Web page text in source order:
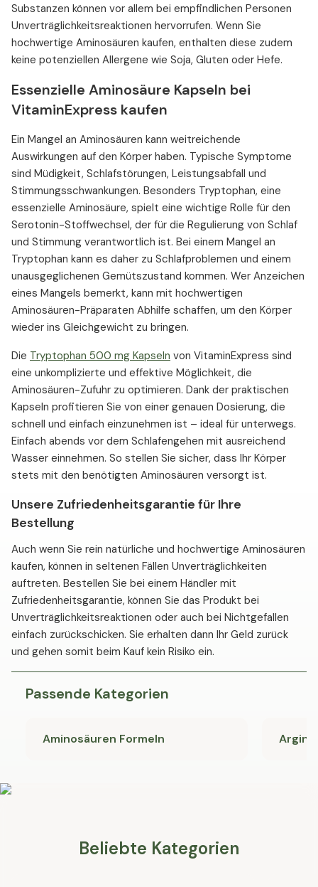
Substanzen können vor allem bei empfindlichen Personen
Unverträglichkeitsreaktionen hervorrufen. Wenn Sie
hochwertige Aminosäuren kaufen, enthalten diese zudem
keine potenziellen Allergene wie Soja, Gluten oder Hefe.
Essenzielle Aminosäure Kapseln bei
VitaminExpress kaufen
Ein Mangel an Aminosäuren kann weitreichende
Auswirkungen auf den Körper haben. Typische Symptome
sind Müdigkeit, Schlafstörungen, Leistungsabfall und
Stimmungsschwankungen. Besonders Tryptophan, eine
essenzielle Aminosäure, spielt eine wichtige Rolle für den
Serotonin-Stoffwechsel, der für die Regulierung von Schlaf
und Stimmung verantwortlich ist. Bei einem Mangel an
Tryptophan kann es daher zu Schlafproblemen und einem
unausgeglichenen Gemütszustand kommen. Wer Anzeichen
eines Mangels bemerkt, kann mit hochwertigen
Aminosäuren-Präparaten Abhilfe schaffen, um den Körper
wieder ins Gleichgewicht zu bringen.
Die Tryptophan 500 mg Kapseln von VitaminExpress sind
eine unkomplizierte und effektive Möglichkeit, die
Aminosäuren-Zufuhr zu optimieren. Dank der praktischen
Kapseln profitieren Sie von einer genauen Dosierung, die
schnell und einfach einzunehmen ist – ideal für unterwegs.
Einfach abends vor dem Schlafengehen mit ausreichend
Wasser einnehmen. So stellen Sie sicher, dass Ihr Körper
stets mit den benötigten Aminosäuren versorgt ist.
Unsere Zufriedenheitsgarantie für Ihre
Bestellung
Auch wenn Sie rein natürliche und hochwertige Aminosäuren
kaufen, können in seltenen Fällen Unverträglichkeiten
auftreten. Bestellen Sie bei einem Händler mit
Zufriedenheitsgarantie, können Sie das Produkt bei
Unverträglichkeitsreaktionen oder auch bei Nichtgefallen
einfach zurückschicken. Sie erhalten dann Ihr Geld zurück
und gehen somit beim Kauf kein Risiko ein.
Passende Kategorien
Aminosäuren Formeln Arginin
Beliebte Kategorien